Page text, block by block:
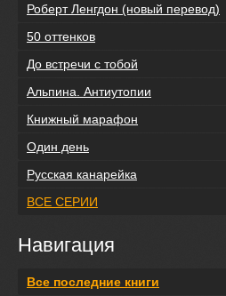
Роберт Ленгдон (новый перевод)
50 оттенков
До встречи с тобой
Альпина. Антиутопии
Книжный марафон
Один день
Русская канарейка
ВСЕ СЕРИИ
Навигация
Все последние книги